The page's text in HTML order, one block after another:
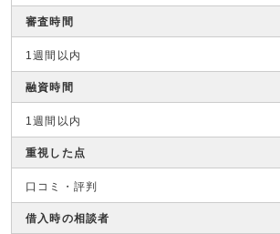
審査時間
1週間以内
融資時間
1週間以内
重視した点
口コミ・評判
借入時の相談者